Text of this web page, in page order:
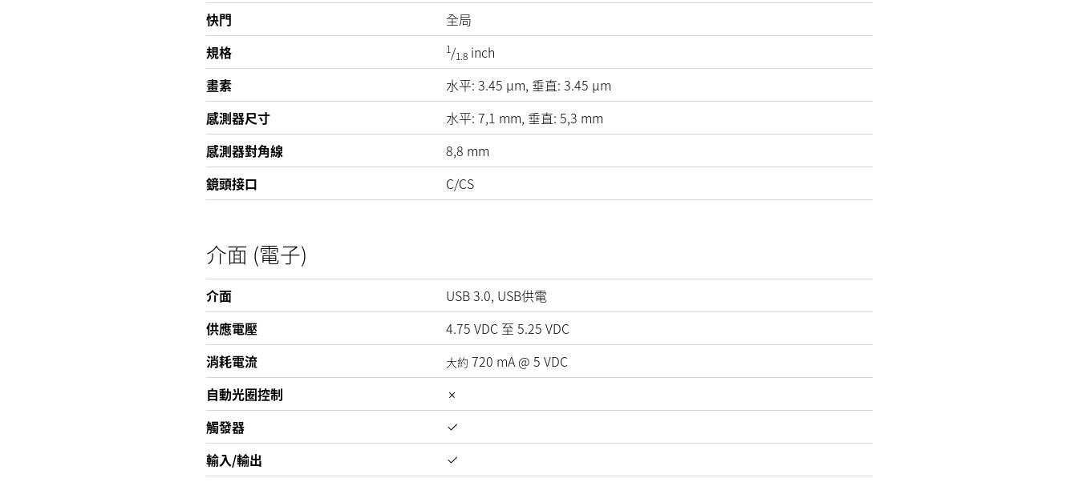
快門
全局
規格
1/1.8inch
畫素
水平: 3.45 µm, 垂直: 3.45 µm
感測器尺寸
水平: 7,1 mm, 垂直: 5,3 mm
感測器對角線
8,8 mm
鏡頭接口
C/CS
介面 (電子)
介面
USB 3.0, USB供電
供應電壓
4.75 VDC至 5.25 VDC
消耗電流
大約 720 mA@ 5 VDC
自動光圈控制
觸發器
輸入/輸出